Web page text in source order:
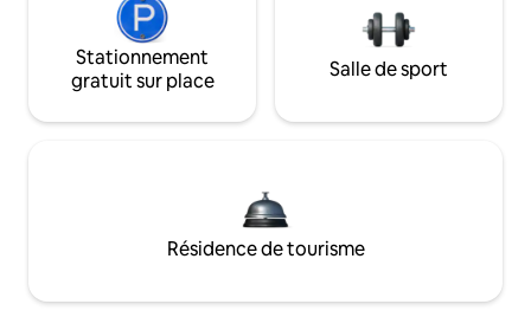
Stationnement
gratuit sur place
Salle de sport
Résidence de tourisme